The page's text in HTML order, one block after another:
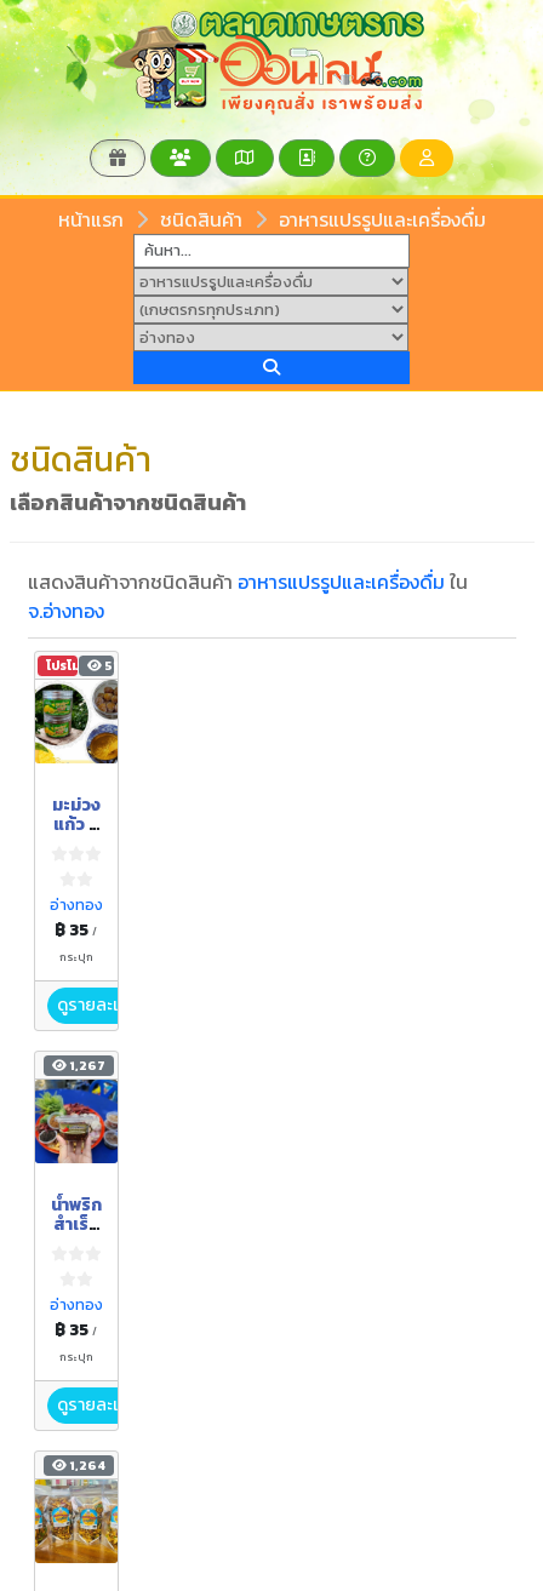
หน้าแรก ชนิดสินค้า อาหารแปรรูปและเครื่องดื่ม
ชนิดสินค้า
เลือกสินค้าจากชนิดสินค้า
แสดงสินค้าจากชนิดสินค้า อาหารแปรรูปและเครื่องดื่ม ใน
จ.อ่างทอง
โปรโมชัน 514
มะม่วง
แก้ว 4
อ่างทอง
฿ 35/
กระปุก
ดูรายละเอียด
1,267
น้ำพริก
สำเร็จ
อ่างทอง
฿ 35/
กระปุก
ดูรายละเอียด
1,264